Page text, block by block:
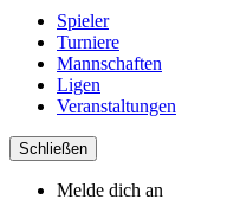
Spieler
Turniere
Mannschaften
Ligen
Veranstaltungen
Schließen
Melde dich an